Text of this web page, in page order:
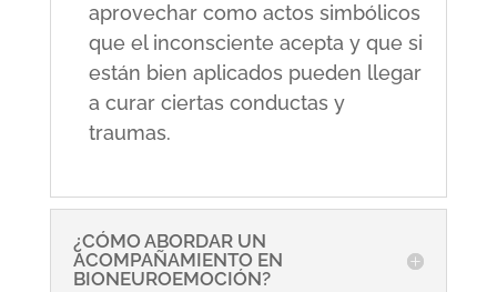
aprovechar como actos simbólicos
que el inconsciente acepta y que si
están bien aplicados pueden llegar
a curar ciertas conductas y
traumas.
¿CÓMO ABORDAR UN
ACOMPAÑAMIENTO EN
BIONEUROEMOCIÓN?